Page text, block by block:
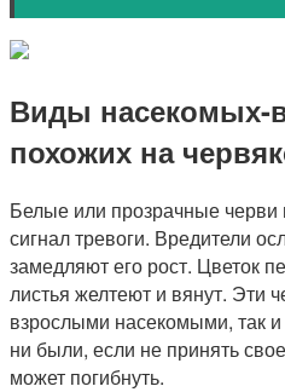
Виды насекомых-
похожих на
Белые или прозрачные черви
сигнал тревоги. Вредители
замедляют его рост. Цветок
листья желтеют и вянут. Эти
взрослыми насекомыми, так
ни были, если не принять
может погибнуть.